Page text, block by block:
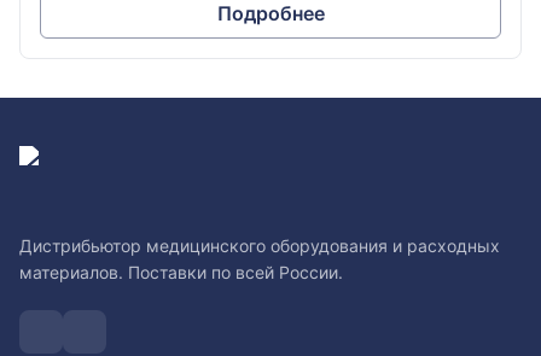
Подробнее
Дистрибьютор медицинского оборудования и расходных
материалов. Поставки по всей России.